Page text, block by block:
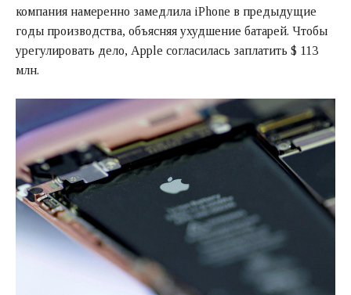
компания намеренно замедлила iPhone в предыдущие
годы производства, объясняя ухудшение батарей. Чтобы
урегулировать дело, Apple согласилась заплатить $ 113
млн.